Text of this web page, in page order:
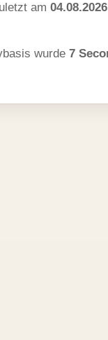
am
wurde 7